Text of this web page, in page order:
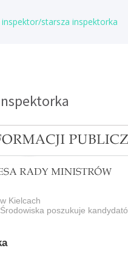
inspektor/starsza inspektorka
Kielcach
poszukuje